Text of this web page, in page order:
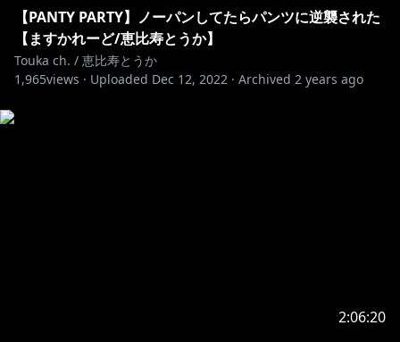
【PANTY PARTY】ノーパンしてたらパンツに逆襲された
【ますかれーど/恵比寿とうか】
Touka ch. / 恵比寿とうか
1,965views · Uploaded Dec 12, 2022 · Archived 2 years ago
2:06:20